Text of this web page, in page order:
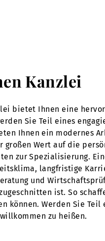
Kanzlei
bietet Ihnen eine
Sie Teil eines
Ihnen ein modernes
großen Wert auf die
zur Spezialisierung.
langfristige
und
ist. So
Werden Sie Teil
zu heißen.